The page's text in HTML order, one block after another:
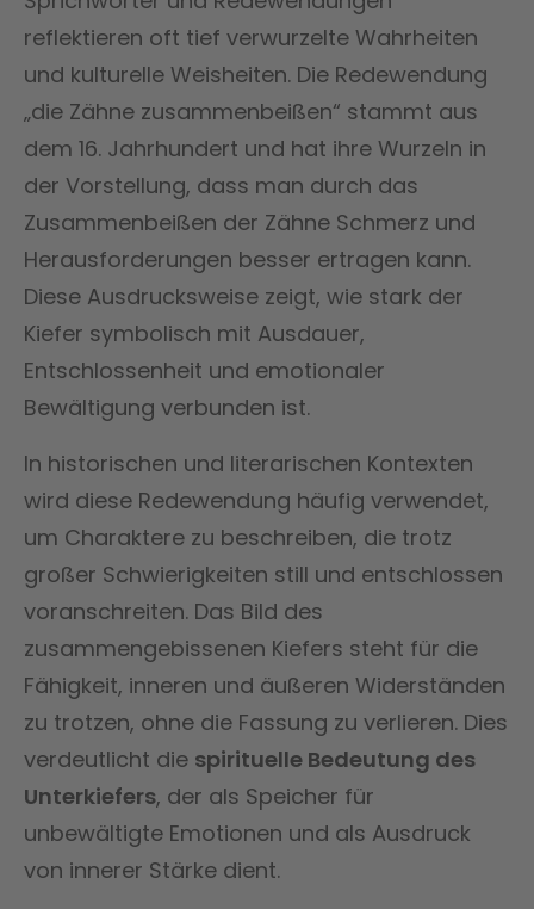
reflektieren oft tief verwurzelte Wahrheiten
und kulturelle Weisheiten. Die Redewendung
„die Zähne zusammenbeißen“ stammt aus
dem 16. Jahrhundert und hat ihre Wurzeln in
der Vorstellung, dass man durch das
Zusammenbeißen der Zähne Schmerz und
Herausforderungen besser ertragen kann.
Diese Ausdrucksweise zeigt, wie stark der
Kiefer symbolisch mit Ausdauer,
Entschlossenheit und emotionaler
Bewältigung verbunden ist.
In historischen und literarischen Kontexten
wird diese Redewendung häufig verwendet,
um Charaktere zu beschreiben, die trotz
großer Schwierigkeiten still und entschlossen
voranschreiten. Das Bild des
zusammengebissenen Kiefers steht für die
Fähigkeit, inneren und äußeren Widerständen
zu trotzen, ohne die Fassung zu verlieren. Dies
verdeutlicht die spirituelle Bedeutung des
Unterkiefers, der als Speicher für
unbewältigte Emotionen und als Ausdruck
von innerer Stärke dient.